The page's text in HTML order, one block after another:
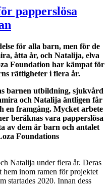
papperslösa
för alla barn, men för de
åtta år, och Natalija, elva
Foundation har kämpat för
rättigheter i flera år.
barnen utbildning, sjukvård
och Natalija äntligen får
en framgång. Mycket arbete
beräknas vara papperslösa
av dem är barn och antalet
Foundations
Natalija under flera år. Deras
hem inom ramen för projektet
startades 2020. Innan dess